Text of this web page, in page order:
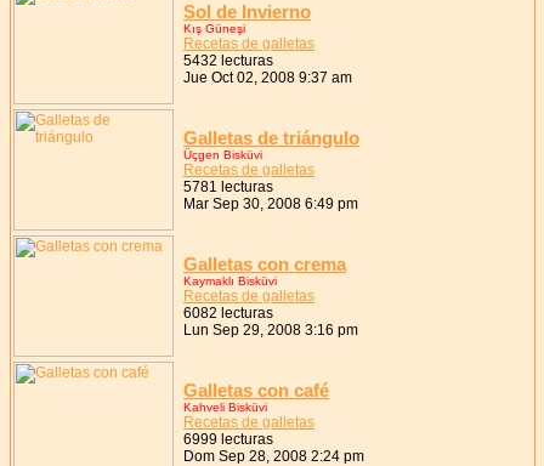
Sol de Invierno
Kış Güneşi
Recetas de galletas
5432 lecturas
Jue Oct 02, 2008 9:37 am
Galletas de triángulo
Üçgen Bisküvi
Recetas de galletas
5781 lecturas
Mar Sep 30, 2008 6:49 pm
Galletas con crema
Kaymaklı Bisküvi
Recetas de galletas
6082 lecturas
Lun Sep 29, 2008 3:16 pm
Galletas con café
Kahveli Bisküvi
Recetas de galletas
6999 lecturas
Dom Sep 28, 2008 2:24 pm